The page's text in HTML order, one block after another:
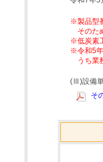
※製品型
そのた
※低炭素
※令和5
うち業
(Ⅲ)設備
そ